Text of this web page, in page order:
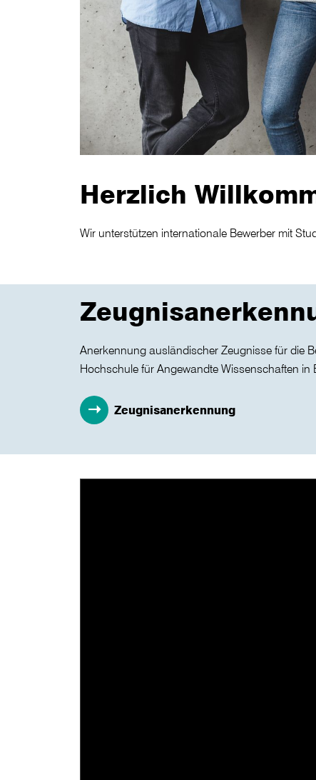
Herzlich
Wir unterstützen internationale Bewerber mit
Anerkennung ausländischer Zeugnisse für die
Hochschule für Angewandte Wissenschaften in
Zeugnisanerkennung